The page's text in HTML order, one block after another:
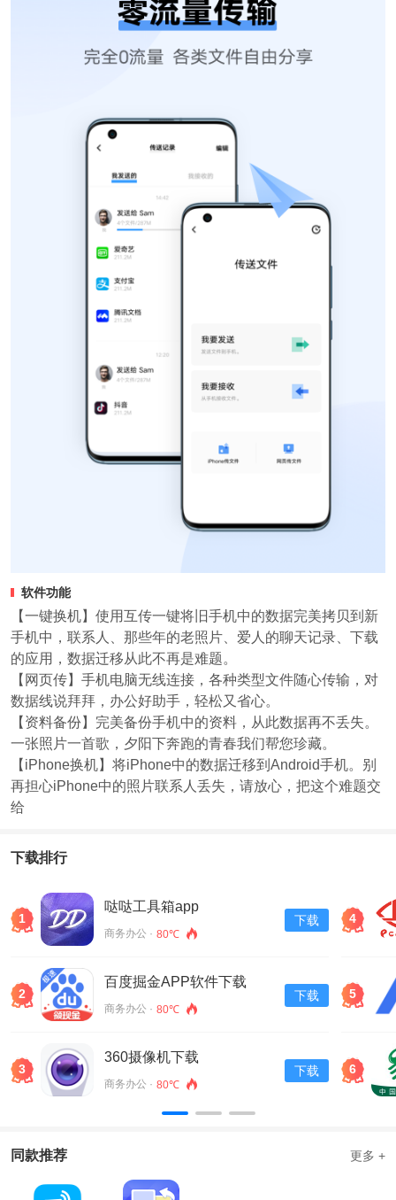
软件功能
【一键换机】使用互传一键将旧手机中的数据完美拷贝到新
手机中，联系人、那些年的老照片、爱人的聊天记录、下载
的应用，数据迁移从此不再是难题。
【网页传】手机电脑无线连接，各种类型文件随心传输，对
数据线说拜拜，办公好助手，轻松又省心。
【资料备份】完美备份手机中的资料，从此数据再不丢失。
一张照片一首歌，夕阳下奔跑的青春我们帮您珍藏。
【iPhone换机】将iPhone中的数据迁移到Android手机。别
再担心iPhone中的照片联系人丢失，请放心，把这个难题交
给
下载排行
1
哒哒工具箱app
商务办公 · 80℃
下载
2
百度掘金APP软件下载
商务办公 · 80℃
下载
3
360摄像机下载
商务办公 · 80℃
下载
4
5
6
同款推荐 更多 +